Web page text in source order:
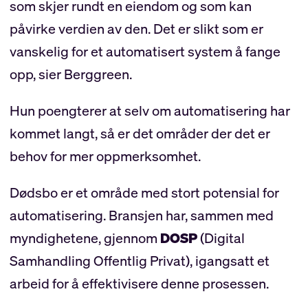
som skjer rundt en eiendom og som kan
påvirke verdien av den. Det er slikt som er
vanskelig for et automatisert system å fange
opp, sier Berggreen.
Hun poengterer at selv om automatisering har
kommet langt, så er det områder der det er
behov for mer oppmerksomhet.
Dødsbo er et område med stort potensial for
automatisering. Bransjen har, sammen med
myndighetene, gjennom DOSP(Digital
Samhandling Offentlig Privat), igangsatt et
arbeid for å effektivisere denne prosessen.